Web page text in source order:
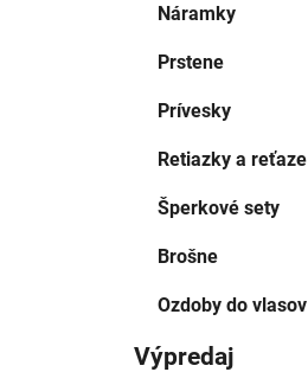
Náramky
Prstene
Prívesky
Retiazky a reťaze
Šperkové sety
Brošne
Ozdoby do vlasov
Výpredaj